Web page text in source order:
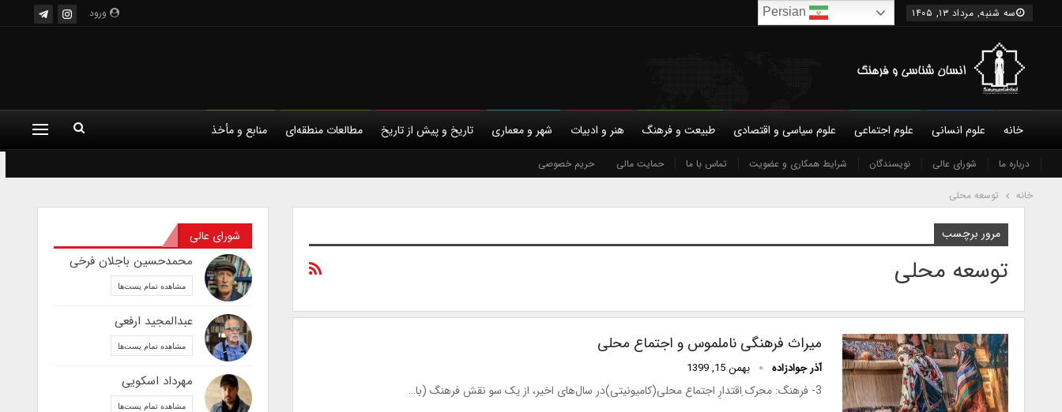
ورود سه شنبه, مرداد ۱۳, ۱۴۰۵
خانه
درباره ما شورای عالی نویسندگان شرایط همکاری و عضویت تماس با ما حمایت مالی حریم خصوصی
علوم انسانی علوم اجتماعی علوم سیاسی و اقتصادی طبیعت و فرهنگ هنر و ادبیات شهر و معماری تاریخ و پیش از تاریخ مطالعات منطقه‌ای منابع و مأخذ
خانه توسعه محلی
مرور برچسب
توسعه محلی
میراث فرهنگی ناملموس و اجتماع محلی
آذر جوادزاده بهمن 15, 1399
3- فرهنگ: محرک ِاقتدارِ اجتماع محلی(کامیونیتی)در سال‌های اخیر، از یک سو نقش فرهنگ (با…
شورای عالی
محمدحسین باجلان فرخی
مشاهده تمام پست‌ها
عبدالمجید ارفعی
مشاهده تمام پست‌ها
مهرداد اسکویی
مشاهده تمام پست‌ها